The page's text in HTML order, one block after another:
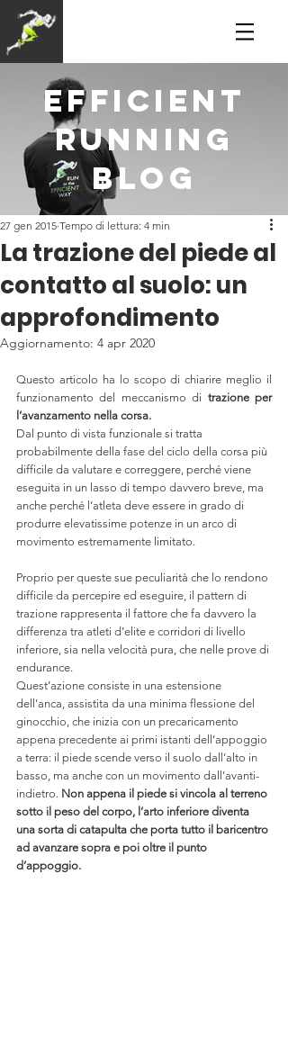
efficient
running
blog
La trazione del piede al
contatto al suolo: un
approfondimento
27 gen 2015 Tempo di lettura: 4 min
Aggiornamento: 4 apr 2020
Questo articolo ha lo scopo di chiarire meglio il
funzionamento del meccanismo di trazione per
l’avanzamento nella corsa.
Dal punto di vista funzionale si tratta
probabilmente della fase del ciclo della corsa più
difficile da valutare e correggere, perché viene
eseguita in un lasso di tempo davvero breve, ma
anche perché l’atleta deve essere in grado di
produrre elevatissime potenze in un arco di
movimento estremamente limitato.
Proprio per queste sue peculiarità che lo rendono
difficile da percepire ed eseguire, il pattern di
trazione rappresenta il fattore che fa davvero la
differenza tra atleti d’elite e corridori di livello
inferiore, sia nella velocità pura, che nelle prove di
endurance.
Quest’azione consiste in una estensione
dell’anca, assistita da una minima flessione del
ginocchio, che inizia con un precaricamento
appena precedente ai primi istanti dell’appoggio
a terra: il piede scende verso il suolo dall’alto in
basso, ma anche con un movimento dall’avanti-
indietro. Non appena il piede si vincola al terreno
sotto il peso del corpo, l’arto inferiore diventa
una sorta di catapulta che porta tutto il baricentro
ad avanzare sopra e poi oltre il punto
d’appoggio.